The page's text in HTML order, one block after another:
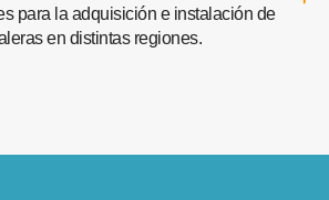
para la adquisición e instalación de
en distintas regiones.